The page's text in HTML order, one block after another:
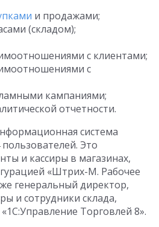
и продажами;
(складом);
с клиентами;
с
кампаниями;
отчетности.
система
Это
и кассиры в магазинах,
«Штрих-М. Рабочее
генеральный директор,
и сотрудники склада,
Торговлей 8».